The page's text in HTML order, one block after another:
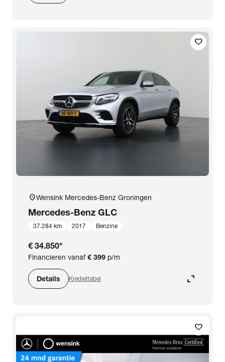
favorite
location_onWensink Mercedes-Benz Groningen
Mercedes-Benz GLC
37.284 km 2017 Benzine
€ 34.850*
Financieren vanaf€ 399 p/m
Details Krediettabel expand_content
favorite